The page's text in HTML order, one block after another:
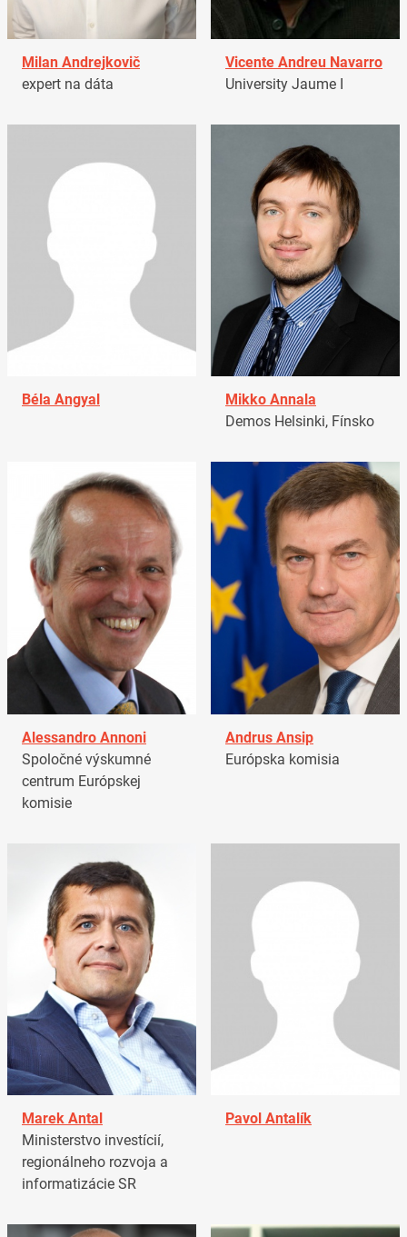
Milan Andrejkovič
expert na dáta
Vicente Andreu Navarro
University Jaume I
Béla Angyal
Mikko Annala
Demos Helsinki, Fínsko
Alessandro Annoni
Spoločné výskumné
centrum Európskej
komisie
Andrus Ansip
Európska komisia
Marek Antal
Ministerstvo investícií,
regionálneho rozvoja a
informatizácie SR
Pavol Antalík